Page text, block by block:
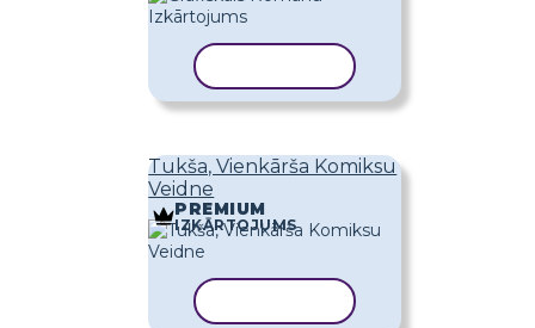
Tukša, Vienkārša Komiksu
Veidne
PREMIUM
IZKĀRTOJUMS